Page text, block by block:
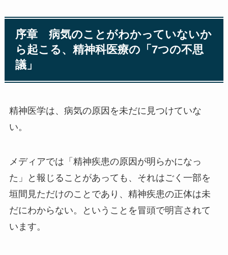
序章 病気のことがわかっていないか
ら起こる、精神科医療の「7つの不思
議」
精神医学は、病気の原因を未だに見つけていな
い。
メディアでは「精神疾患の原因が明らかになっ
た」と報じることがあっても、それはごく一部を
垣間見ただけのことであり、精神疾患の正体は未
だにわからない。ということを冒頭で明言されて
います。